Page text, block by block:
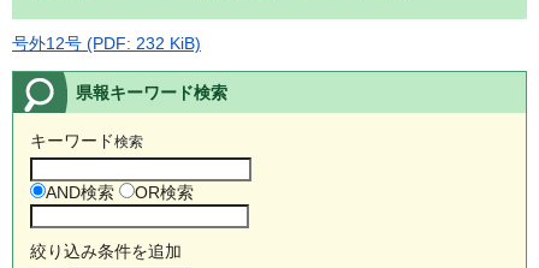
号外12号 (PDF: 232 KiB)
県報キーワード検索
キーワード検索
AND検索 OR検索
絞り込み条件を追加